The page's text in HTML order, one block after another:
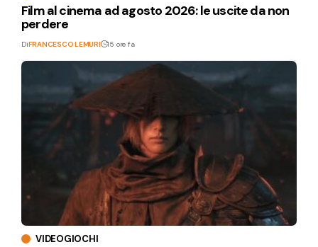
Film al cinema ad agosto 2026: le uscite da non
perdere
DiFRANCESCO LEMURI 15 ore fa
VIDEOGIOCHI